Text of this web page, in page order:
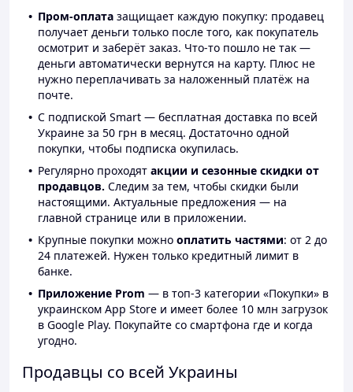
Пром-оплата защищает каждую покупку: продавец
получает деньги только после того, как покупатель
осмотрит и заберёт заказ. Что-то пошло не так —
деньги автоматически вернутся на карту. Плюс не
нужно переплачивать за наложенный платёж на
почте.
С подпиской Smart — бесплатная доставка по всей
Украине за 50 грн в месяц. Достаточно одной
покупки, чтобы подписка окупилась.
Регулярно проходят акции и сезонные скидки от
продавцов. Следим за тем, чтобы скидки были
настоящими. Актуальные предложения — на
главной странице или в приложении.
Крупные покупки можно оплатить частями: от 2 до
24 платежей. Нужен только кредитный лимит в
банке.
Приложение Prom — в топ-3 категории «Покупки» в
украинском App Store и имеет более 10 млн загрузок
в Google Play. Покупайте со смартфона где и когда
угодно.
Продавцы со всей Украины